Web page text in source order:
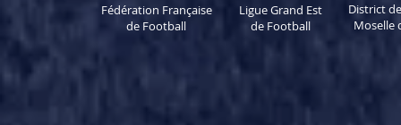
Fédération Française
de Football
Ligue Grand Est
de Football
District
Moselle